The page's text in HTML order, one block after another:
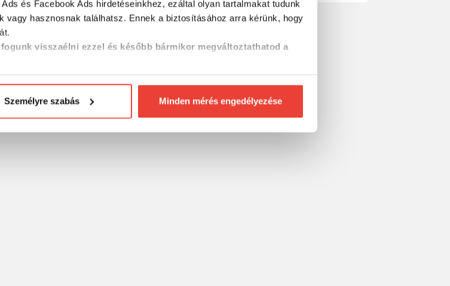
és Facebook Ads hirdetéseinkhez, ezáltal olyan tartalmakat tudunk
vagy hasznosnak találhatsz. Ennek a biztosításához arra kérünk, hogy
visszaélni ezzel és később bármikor megváltoztathatod a
Személyre szabás Minden mérés engedélyezése
ADATOK